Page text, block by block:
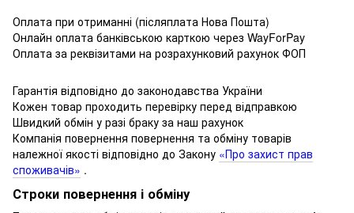
Оплата при отриманні (післяплата Нова Пошта)
Онлайн оплата банківською карткою через WayForPay
Оплата за реквізитами на розрахунковий рахунок ФОП
Гарантія відповідно до законодавства України
Кожен товар проходить перевірку перед відправкою
Швидкий обмін у разі браку за наш рахунок
Компанія повернення повернення та обміну товарів
належної якості відповідно до Закону «Про захист прав
споживачів» .
Строки повернення і обміну